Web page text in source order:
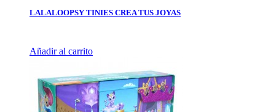
LALALOOPSY TINIES CREA TUS JOYAS
Añadir al carrito